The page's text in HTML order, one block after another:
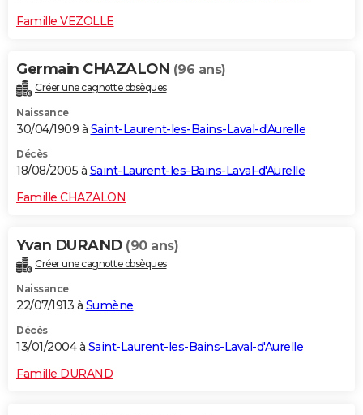
Famille VEZOLLE
Germain CHAZALON (96 ans)
Créer une cagnotte obsèques
Naissance
30/04/1909 à Saint-Laurent-les-Bains-Laval-d'Aurelle
Décès
18/08/2005 à Saint-Laurent-les-Bains-Laval-d'Aurelle
Famille CHAZALON
Yvan DURAND (90 ans)
Créer une cagnotte obsèques
Naissance
22/07/1913 à Sumène
Décès
13/01/2004 à Saint-Laurent-les-Bains-Laval-d'Aurelle
Famille DURAND